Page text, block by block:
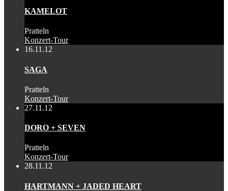
KAMELOT
Pratteln
Konzert-Tour
16.11.12
SAGA
Pratteln
Konzert-Tour
27.11.12
DORO + SEVEN
Pratteln
Konzert-Tour
28.11.12
HARTMANN + JADED HEART